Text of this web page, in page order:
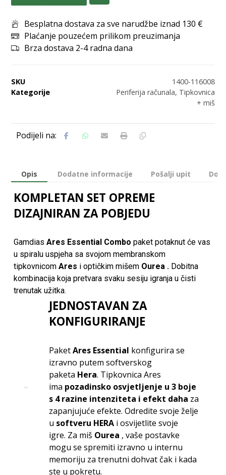
Besplatna dostava za sve narudžbe iznad 130 €
Plaćanje pouzećem prilikom preuzimanja
Brza dostava 2-4 radna dana
SKU
1400-116008
Kategorije
Periferija računala, Tipkovnica
+ miš
Opis Dodatne informacije Pošalji upit
KOMPLETAN SET OPREME
DIZAJNIRAN ZA POBJEDU
GamdiasAres Essential Combo paket potaknut će vas
u spiralu uspjeha sa svojom membranskom
tipkovnicomAres i optičkim mišem Ourea . Dobitna
kombinacija koja pretvara svaku sesiju igranja u čisti
trenutak užitka.
JEDNOSTAVAN ZA
KONFIGURIRANJE
PaketAres Essential konfigurira se
izravno putem softverskog
paketa Hera. Tipkovnica Ares
ima pozadinsko osvjetljenje u 3 boje
s 4 razine intenziteta i efekt daha za
zapanjujuće efekte. Odredite svoje želje
u softveru HERA i osvijetlite svoje
igre. Za miš Ourea , vaše postavke
mogu se spremiti izravno u internu
memoriju za trenutni dohvat čak i kada
ste u pokretu.